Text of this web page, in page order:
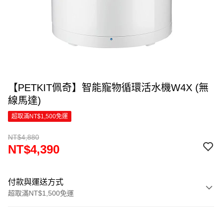
【PETKIT佩奇】智能寵物循環活水機W4X (無
線馬達)
超取滿NT$1,500免運
NT$4,880
NT$4,390
付款與運送方式
超取滿NT$1,500免運